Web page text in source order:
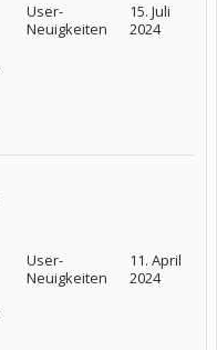
User-
Neuigkeiten
15. Juli
2024
User-
Neuigkeiten
11. April
2024